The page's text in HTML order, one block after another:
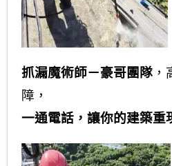
抓漏魔術師－豪哥團隊
障，
一通電話，讓你的建築重